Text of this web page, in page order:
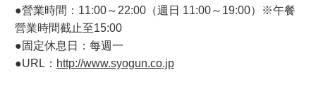
●營業時間：11:00～22:00（週日 11:00～19:00）※午餐
營業時間截止至15:00
●固定休息日：每週一
●URL： http://www.syogun.co.jp